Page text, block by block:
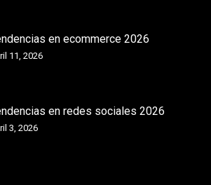
en ecommerce 2026
11, 2026
en redes sociales 2026
3, 2026